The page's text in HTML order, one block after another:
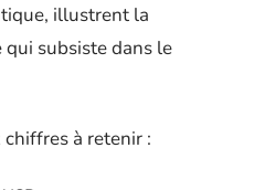
illustrent la
subsiste dans le
à retenir :